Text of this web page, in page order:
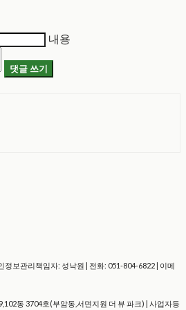
내용
댓글 쓰기
정보관리책임자: 성낙원 | 전화: 051-804-6822 | 이메
동 3704호(부암동,서면지원 더 뷰 파크) | 사업자등